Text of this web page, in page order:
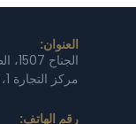
العنوان:
مركز التجارة 1، دبي، الإمارات العربية المتحدة
رقم الهاتف: